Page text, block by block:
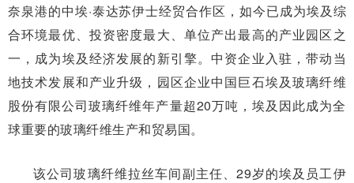
奈泉港的中埃·泰达苏伊士经贸合作区，如今已成为埃及综
合环境最优、投资密度最大、单位产出最高的产业园区之
一，成为埃及经济发展的新引擎。中资企业入驻，带动当
地技术发展和产业升级，园区企业中国巨石埃及玻璃纤维
股份有限公司玻璃纤维年产量超20万吨，埃及因此成为全
球重要的玻璃纤维生产和贸易国。
该公司玻璃纤维拉丝车间副主任、29岁的埃及员工伊